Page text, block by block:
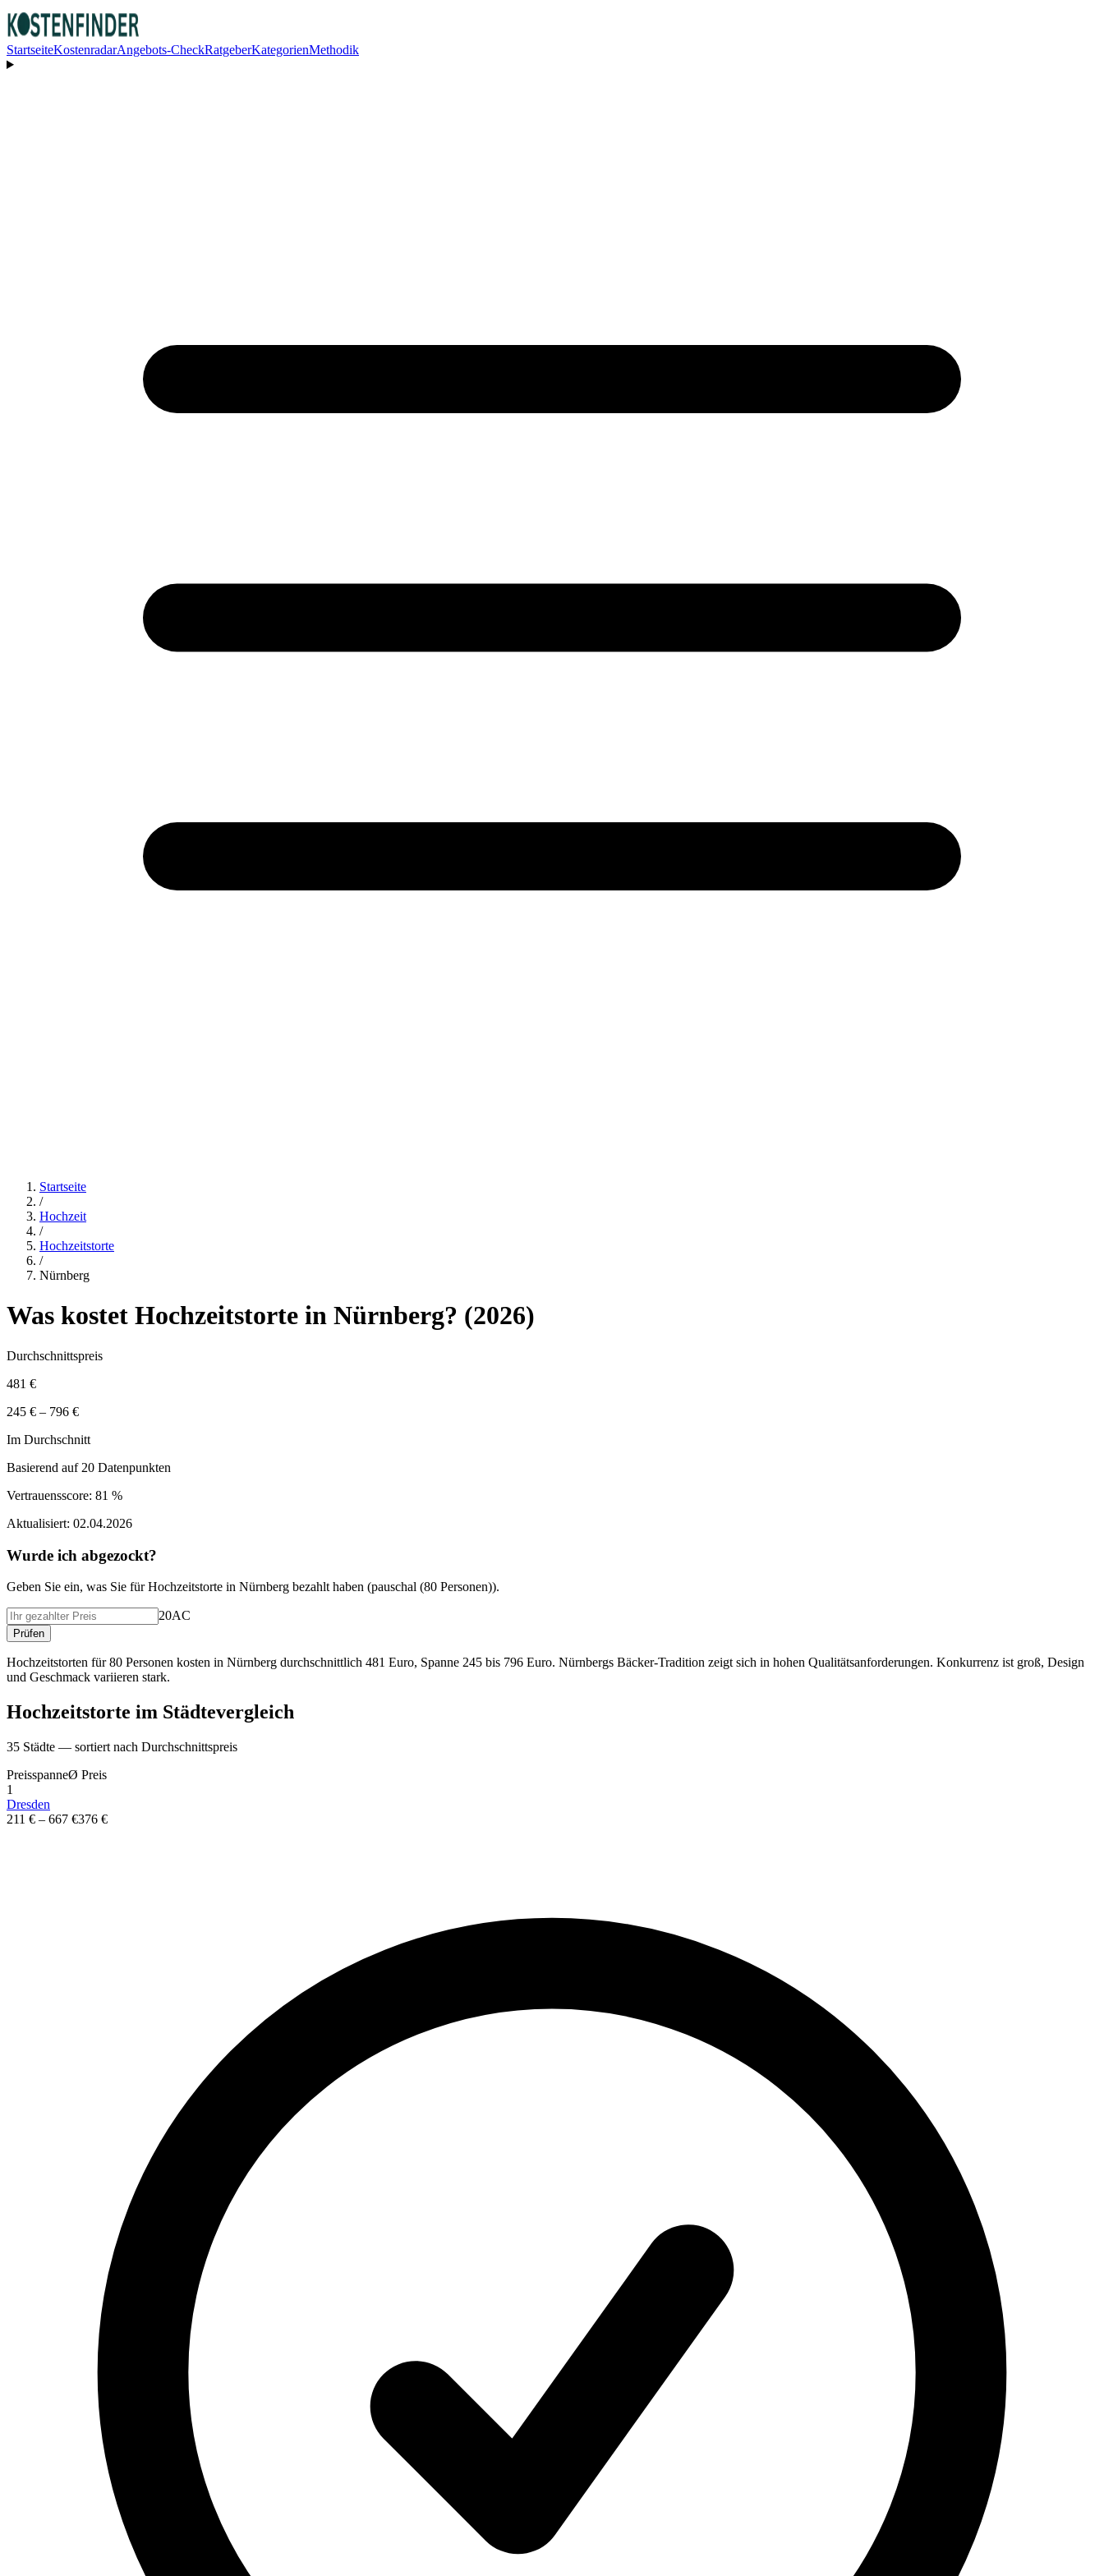
StartseiteKostenradarAngebots-CheckRatgeberKategorienMethodik
Startseite
/
Hochzeit
/
Hochzeitstorte
/
Nürnberg
Was kostet Hochzeitstorte in Nürnberg? (2026)
Durchschnittspreis
481 €
245 € – 796 €
Im Durchschnitt
Basierend auf 20 Datenpunkten
Vertrauensscore: 81 %
Aktualisiert: 02.04.2026
Wurde ich abgezockt?
Geben Sie ein, was Sie fürHochzeitstorte in Nürnberg bezahlt haben (pauschal (80 Personen)).
20AC
Prüfen
Hochzeitstorten für 80 Personen kosten in Nürnberg durchschnittlich 481 Euro, Spanne 245 bis 796 Euro. Nürnbergs Bäcker-Tradition zeigt sich in hohen Qualitätsanforderungen. Konkurrenz ist groß, Design
und Geschmack variieren stark.
Hochzeitstorte im Städtevergleich
35 Städte — sortiert nach Durchschnittspreis
PreisspanneØ Preis
1
Dresden
211 € – 667 €376 €